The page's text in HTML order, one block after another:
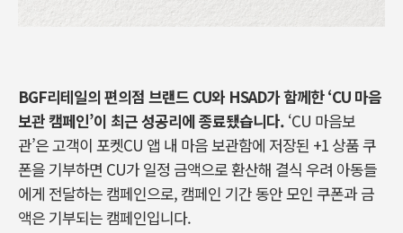
BGF리테일의 편의점 브랜드 CU와 HSAD가 함께한‘CU 마음
보관 캠페인’이 최근 성공리에 종료됐습니다. ‘CU 마음보
관’은 고객이 포켓CU 앱 내 마음 보관함에 저장된 +1 상품 쿠
폰을 기부하면 CU가 일정 금액으로 환산해 결식 우려 아동들
에게 전달하는 캠페인으로, 캠페인 기간 동안 모인 쿠폰과 금
액은 기부되는 캠페인입니다.